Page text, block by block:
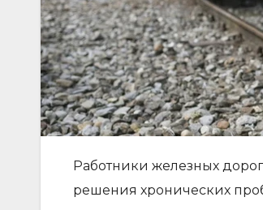
Работники железных
решения хронических